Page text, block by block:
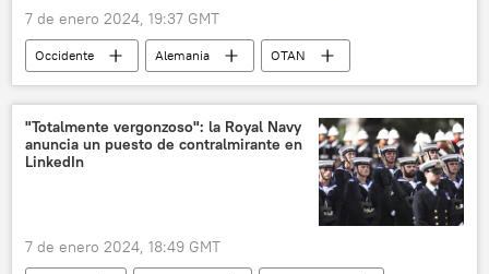
7 de enero 2024, 19:37 GMT
Occidente Alemania
OTAN
política
Internacional
Rusia
Ucrania
"Totalmente vergonzoso": la Royal Navy
anuncia un puesto de contralmirante en
LinkedIn
7 de enero 2024, 18:49 GMT